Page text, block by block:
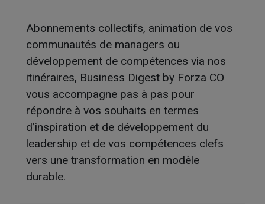
Abonnements collectifs, animation de vos
communautés de managers ou
développement de compétences via nos
itinéraires, Business Digest by Forza CO
vous accompagne pas à pas pour
répondre à vos souhaits en termes
d’inspiration et de développement du
leadership et de vos compétences clefs
vers une transformation en modèle
durable.